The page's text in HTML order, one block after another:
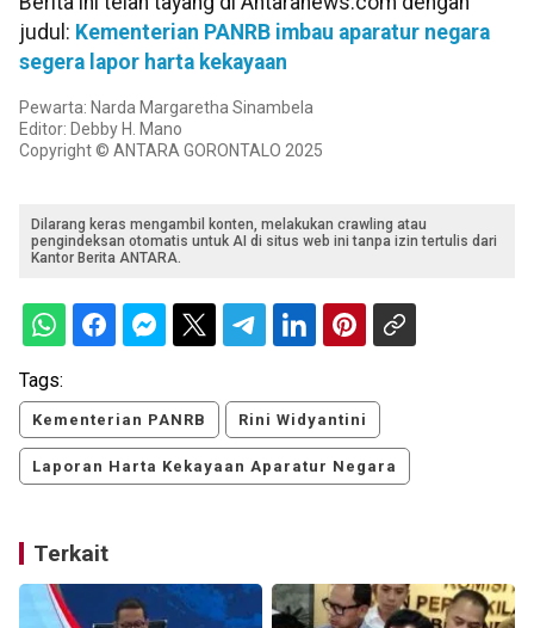
judul: Kementerian PANRB imbau aparatur negara
segera lapor harta kekayaan
Pewarta: Narda Margaretha Sinambela
Editor: Debby H. Mano
Copyright © ANTARA GORONTALO 2025
Dilarang keras mengambil konten, melakukan crawling atau
pengindeksan otomatis untuk AI di situs web ini tanpa izin tertulis dari
Kantor Berita ANTARA.
Tags:
Kementerian PANRB Rini Widyantini
Laporan Harta Kekayaan Aparatur Negara
Terkait